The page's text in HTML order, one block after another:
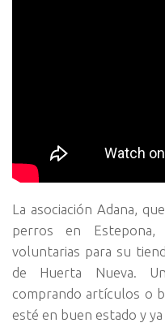
La asociación Adana,
perros en
voluntarias para su
de Huerta Nueva.
comprando artículos o
esté en buen estado y